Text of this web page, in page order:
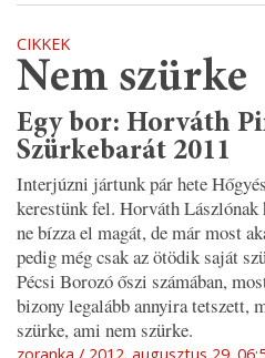
CIKKEK
Nem szürke
Egy bor: Horváth
Szürkebarát 2011
Interjúzni jártunk pár hete
kerestünk fel. Horváth Lászlónak
ne bízza el magát, de már most
pedig még csak az ötödik saját
Pécsi Borozó őszi számában,
bizony legalább annyira tetszett,
szürke, ami nem szürke.